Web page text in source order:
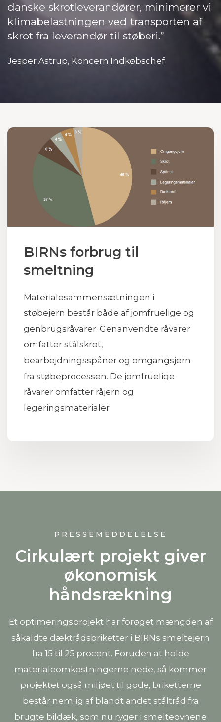
danske skrotleverandører, minimerer vi
klimabelastningen ved transporten af
skrot fra leverandør til støberi.”
Jesper Astrup, Koncern Indkøbschef
BIRNs forbrug til
smeltning
Materialesammensætningen i
støbejern består både af jomfruelige og
genbrugsråvarer. Genanvendte råvarer
omfatter stålskrot,
bearbejdningsspåner og omgangsjern
fra støbeprocessen. De jomfruelige
råvarer omfatter råjern og
legeringsmaterialer.
PRESSEMEDDELELSE
Cirkulært projekt giver
økonomisk
håndsrækning
Et optimeringsprojekt har forøget mængden af
såkaldte dæktrådsbriketter i BIRNs smeltejern
fra 15 til 25 procent. Foruden at holde
materialeomkostningerne nede, så kommer
projektet også miljøet til gode; briketterne
består nemlig af blandt andet ståltråd fra
brugte bildæk, som nu ryger i smelteovnene